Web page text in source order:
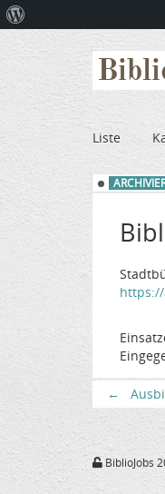
Liste
←
BiblioJobs
WordPress